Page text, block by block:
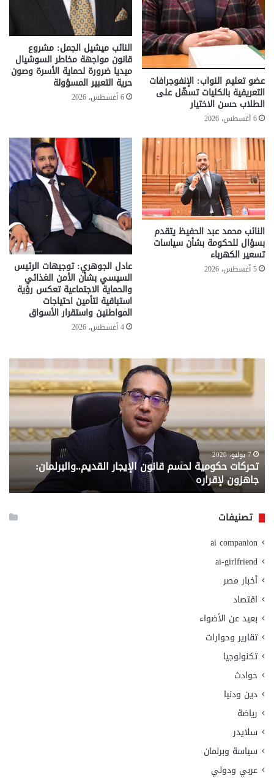
عضو تعليم النواب: الإنفوجرافات
التعريفية بالكليات تسهّل على
الطلاب حسن الاختيار
6 أغسطس، 2026
النائب ميشيل الجمل: مشروع
قانون مواجهة مخاطر السوشيال
ميديا ضرورة لحماية الأسرة وصون
حرية التعبير المسؤولة
6 أغسطس، 2026
النائب محمد عبد الحفيظ يتقدم
بسؤال للحكومة بشأن سياسات
تسعير الكهرباء
5 أغسطس، 2026 عادل الجوهري: توجيهات الرئيس
السيسي بشأن الأمن الغذائي
والحماية الاجتماعية تعكس رؤية
استباقية لتأمين احتياجات
المواطنين واستقرار الأسواق
4 أغسطس، 2026
تحركات
حكومية
لحسم
قانون
القديم..والبرلمان:
جاهزون
لإقراره
7 يوليو، 2020
تحركات حكومية لحسم قانون الإيجار القديم..والبرلمان:
جاهزون لإقراره
..
من
تصنيفات
ai companion
ai-girlfriend
أخبار مصر
اقتصاد
بعيد عن الأضواء
تقارير وحوارات
تكنولوجيا
حوادث
دين ودنيا
رياضة
سلايدر
سياسة وبرلمان
عربي ودولي